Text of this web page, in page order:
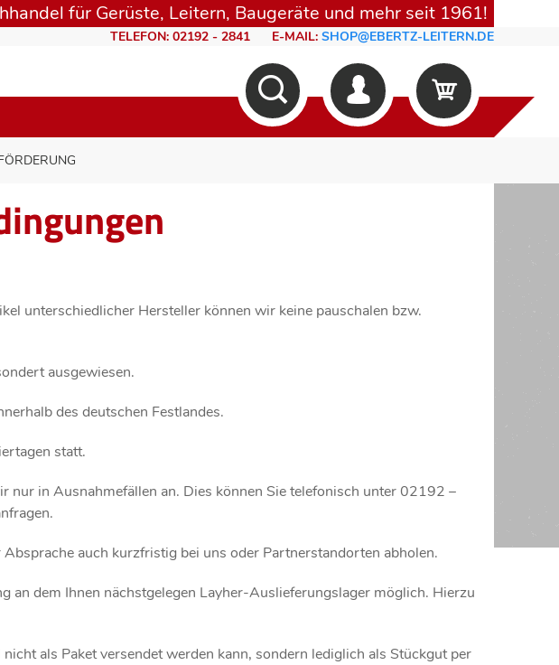
für Gerüste, Leitern, Baugeräte und mehr seit 1961!
TELEFON: 02192 - 2841 E-MAIL: SHOP@EBERTZ-LEITERN.DE
unterschiedlicher Hersteller können wir keine pauschalen bzw.
ausgewiesen.
des deutschen Festlandes.
statt.
nur in Ausnahmefällen an. Dies können Sie telefonisch unter 02192 –
auch kurzfristig bei uns oder Partnerstandorten abholen.
an dem Ihnen nächstgelegen Layher-Auslieferungslager möglich. Hierzu
als Paket versendet werden kann, sondern lediglich als Stückgut per